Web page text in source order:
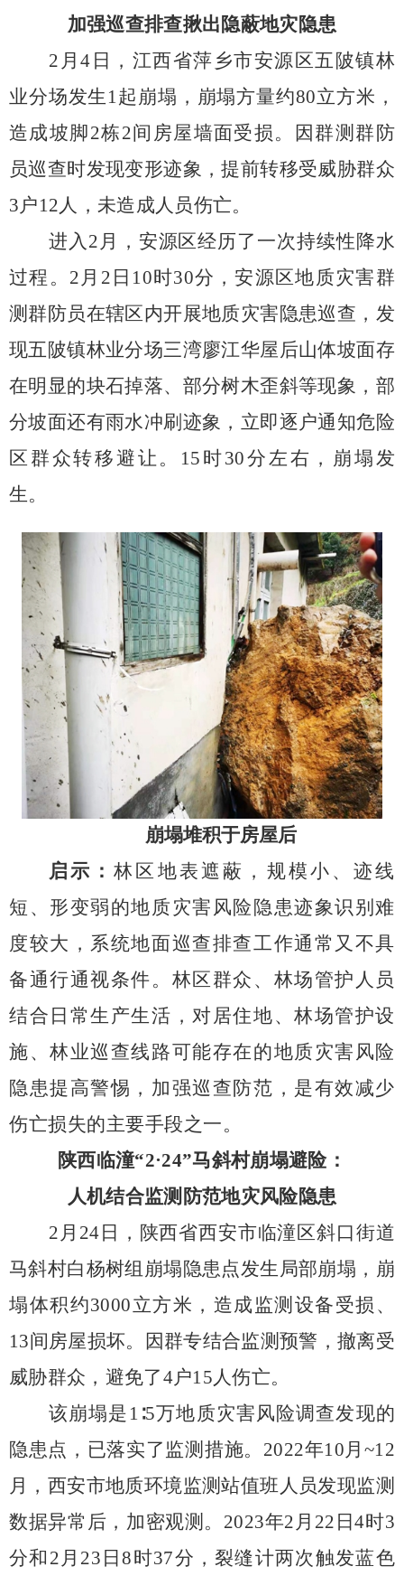
加强巡查排查揪出隐蔽地灾隐患
2 月4 日，江西省萍乡市安源区五陂镇林
业分场发生 1起崩塌，崩塌方量约80立方米，
造成坡脚2栋2间房屋墙面受损。因群测群防
员巡查时发现变形迹象，提前转移受威胁群众
3户12人，未造成人员伤亡。
进入 2 月，安源区经历了一次持续性降水
过程。 2 月 2 日 10时30分，安源区地质灾害群
测群防员在辖区内开展地质灾害隐患巡查，发
现五陂镇林业分场三湾廖江华屋后山体坡面存
在明显的块石掉落、部分树木歪斜等现象，部
分坡面还有雨水冲刷迹象，立即逐户通知危险
区群众转移避让。 15 时30分左右，崩塌发
生。
崩塌堆积于房屋后
启示：林区地表遮蔽，规模小、迹线
短、形变弱的地质灾害风险隐患迹象识别难
度较大，系统地面巡查排查工作通常又不具
备通行通视条件。林区群众、林场管护人员
结合日常生产生活，对居住地、林场管护设
施、林业巡查线路可能存在的地质灾害风险
隐患提高警惕，加强巡查防范，是有效减少
伤亡损失的主要手段之一。
陕西临潼“2·24”马斜村崩塌避险：
人机结合监测防范地灾风险隐患
2 月 24 日，陕西省西安市临潼区斜口街道
马斜村白杨树组崩塌隐患点发生局部崩塌，崩
塌体积约3000立方米，造成监测设备受损、
13间房屋损坏。因群专结合监测预警，撤离受
威胁群众，避免了4户15人伤亡。
该崩塌是 1 ∶5万地质灾害风险调查发现的
隐患点，已落实了监测措施。 2022年10月 ~12
月，西安市地质环境监测站值班人员发现监测
数据异常后，加密观测。 2023年2 月 22 日4时3
分和 2 月 23 日8时37分，裂缝计两次触发蓝色